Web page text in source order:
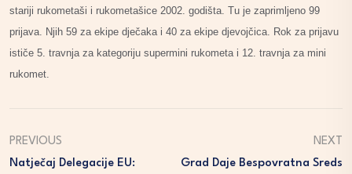
stariji rukometaši i rukometašice 2002. godišta. Tu je zaprimljeno 99
prijava. Njih 59 za ekipe dječaka i 40 za ekipe djevojčica. Rok za prijavu
ističe 5. travnja za kategoriju supermini rukometa i 12. travnja za mini
rukomet.
PREVIOUS
Natječaj Delegacije EU:
NEXT
Grad Daje Bespovratna Sreds